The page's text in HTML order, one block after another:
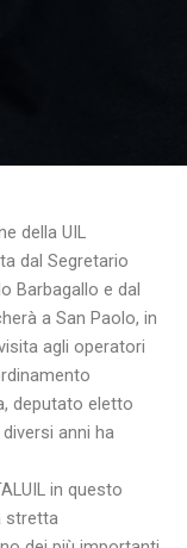
della UIL
dal Segretario
Barbagallo e dal
a San Paolo, in
agli operatori
deputato eletto
anni ha
in questo
stretta